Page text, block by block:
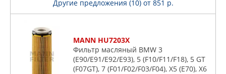
SSANGYONG
STELLOX
SUBARU
SUFIX
SUZUKI
Другие предложения (10) от 851 р.
MANN HU7203X
Фильтр масляный BMW 3
(E90/E91/E92/E93), 5 (F10/F11/F18), 5 GT
(F07GT), 7 (F01/F02/F03/F04), X5 (E70), X6